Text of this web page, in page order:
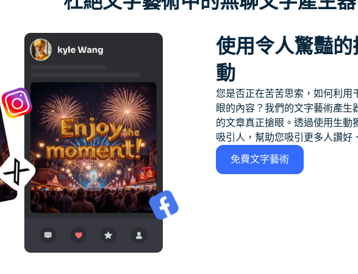
使用令人驚豔
動
您是否正在苦苦思索，如何利用
眼的內容？我們的文字藝術產生
的文章真正搶眼。透過使用生動
吸引人，幫助您吸引更多人讚好
免費文字藝術